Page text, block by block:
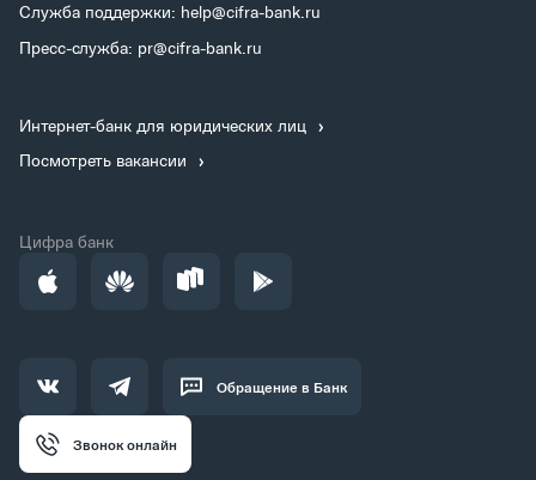
Служба поддержки: help@cifra-bank.ru
Пресс-служба: pr@cifra-bank.ru
Интернет-банк для юридических лиц
Посмотреть вакансии
Цифра банк
Обращение в Банк
Звонок онлайн